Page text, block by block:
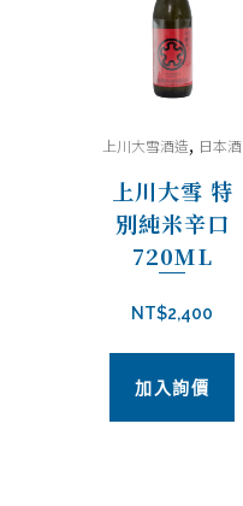
上川大雪酒造, 日本酒
上川大雪 特
別純米辛口
720ML
NT$2,400
加入詢價